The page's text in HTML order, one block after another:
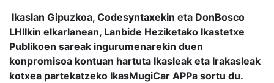
Ikaslan Gipuzkoa, Codesyntaxekin eta DonBosco
LHIIkin elkarlanean, Lanbide Heziketako Ikastetxe
Publikoen sareak ingurumenarekin duen
konpromisoa kontuan hartuta Ikasleak eta Irakasleak
kotxea partekatzeko IkasMugiCar APPa sortu du.